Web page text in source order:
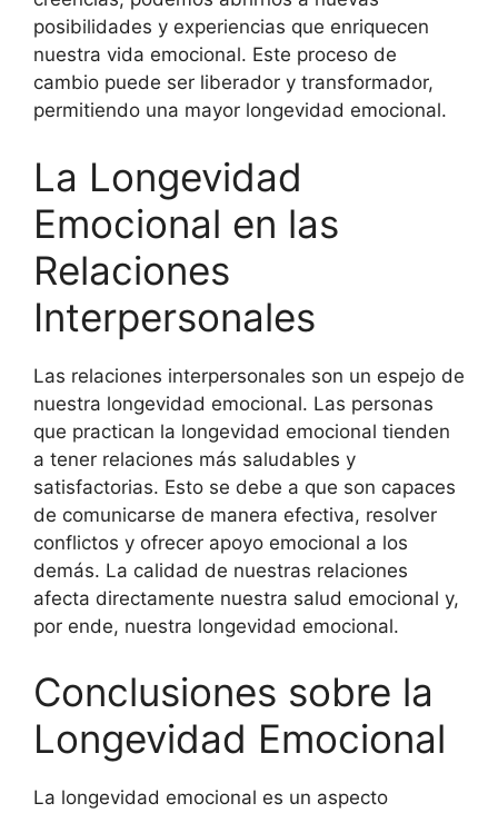
posibilidades y experiencias que enriquecen
nuestra vida emocional. Este proceso de
cambio puede ser liberador y transformador,
permitiendo una mayor longevidad emocional.
La Longevidad
Emocional en las
Relaciones
Interpersonales
Las relaciones interpersonales son un espejo de
nuestra longevidad emocional. Las personas
que practican la longevidad emocional tienden
a tener relaciones más saludables y
satisfactorias. Esto se debe a que son capaces
de comunicarse de manera efectiva, resolver
conflictos y ofrecer apoyo emocional a los
demás. La calidad de nuestras relaciones
afecta directamente nuestra salud emocional y,
por ende, nuestra longevidad emocional.
Conclusiones sobre la
Longevidad Emocional
La longevidad emocional es un aspecto